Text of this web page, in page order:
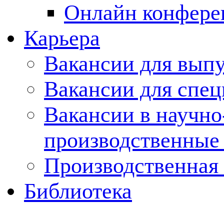
Онлайн
Карьера
Вакансии для
Вакансии для
Вакансии в
Производственная
Библиотека